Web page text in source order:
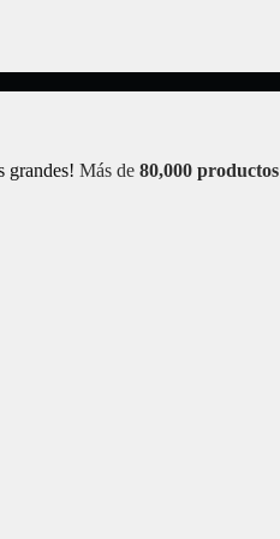
grandes! Más de 80,000 productos